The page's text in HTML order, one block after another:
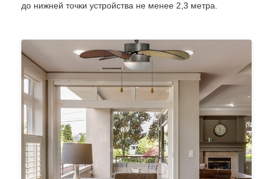
до нижней точки устройства не менее 2,3 метра.